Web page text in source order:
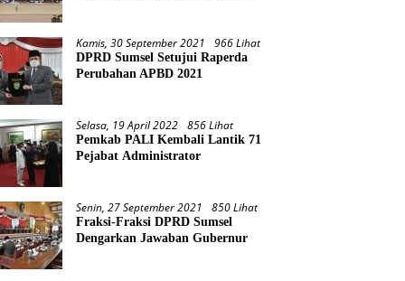
Kamis, 30 September 2021 966 Lihat
DPRD Sumsel Setujui Raperda
Perubahan APBD 2021
Selasa, 19 April 2022 856 Lihat
Pemkab PALI Kembali Lantik 71
Pejabat Administrator
Senin, 27 September 2021 850 Lihat
Fraksi-Fraksi DPRD Sumsel
Dengarkan Jawaban Gubernur